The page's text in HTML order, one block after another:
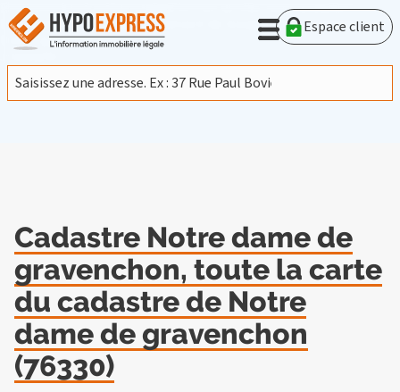
En poursuivant votre navigation sur ce site, vous acceptez
l'utilisation de cookies provenant de Google afin d'analyser le
trafic.En savoir plus
J'accepte
Espace client
Cadastre Notre dame de
gravenchon, toute la carte
du cadastre de Notre
dame de gravenchon
(76330)